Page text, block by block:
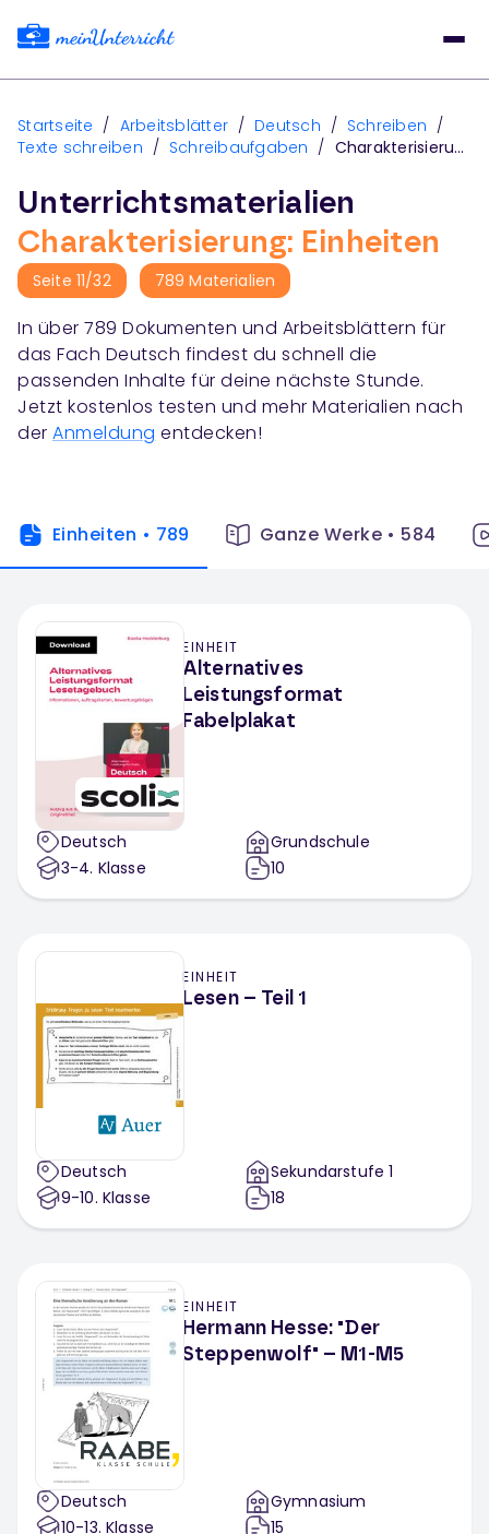
Startseite / Arbeitsblätter / Deutsch / Schreiben /
Texte schreiben / Schreibaufgaben / Charakterisierung
Unterrichtsmaterialien
Charakterisierung: Einheiten
Seite 11/32 789 Materialien
In über 789 Dokumenten und Arbeitsblättern für
das Fach Deutsch findest du schnell die
passenden Inhalte für deine nächste Stunde.
Jetzt kostenlos testen und mehr Materialien nach
der Anmeldung entdecken!
Einheiten • 789 Ganze Werke• 584
EINHEIT
Alternatives
Leistungsformat
Fabelplakat
Deutsch
3-4. Klasse
Grundschule
10
EINHEIT
Lesen – Teil 1
Deutsch
9-10. Klasse
Sekundarstufe 1
18
EINHEIT
Hermann Hesse: "Der
Steppenwolf" – M1-M5
Deutsch
10-13. Klasse
Gymnasium
15